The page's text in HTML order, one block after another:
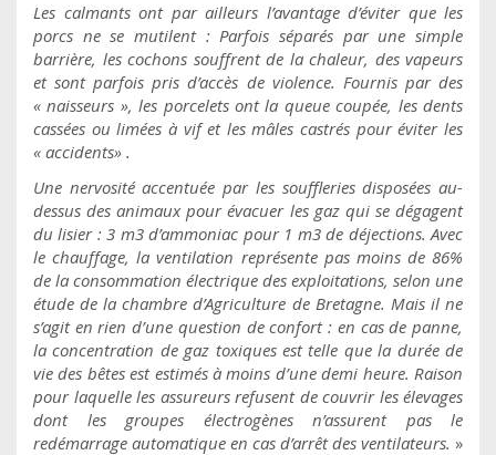
Les calmants ont par ailleurs l’avantage d’éviter que les
porcs ne se mutilent : Parfois séparés par une simple
barrière, les cochons souffrent de la chaleur, des vapeurs
et sont parfois pris d’accès de violence. Fournis par des
« naisseurs », les porcelets ont la queue coupée, les dents
cassées ou limées à vif et les mâles castrés pour éviter les
« accidents» .
Une nervosité accentuée par les souffleries disposées au-
dessus des animaux pour évacuer les gaz qui se dégagent
du lisier : 3 m3 d’ammoniac pour 1 m3 de déjections. Avec
le chauffage, la ventilation représente pas moins de 86%
de la consommation électrique des exploitations, selon une
étude de la chambre d’Agriculture de Bretagne. Mais il ne
s’agit en rien d’une question de confort : en cas de panne,
la concentration de gaz toxiques est telle que la durée de
vie des bêtes est estimés à moins d’une demi heure. Raison
pour laquelle les assureurs refusent de couvrir les élevages
dont les groupes électrogènes n’assurent pas le
redémarrage automatique en cas d’arrêt des ventilateurs. »